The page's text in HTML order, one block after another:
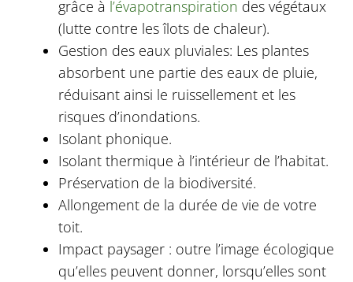
grâce à l’évapotranspiration des végétaux
(lutte contre les îlots de chaleur).
Gestion des eaux pluviales: Les plantes
absorbent une partie des eaux de pluie,
réduisant ainsi le ruissellement et les
risques d’inondations.
Isolant phonique.
Isolant thermique à l’intérieur de l’habitat.
Préservation de la biodiversité.
Allongement de la durée de vie de votre
toit.
Impact paysager : outre l’image écologique
qu’elles peuvent donner, lorsqu’elles sont